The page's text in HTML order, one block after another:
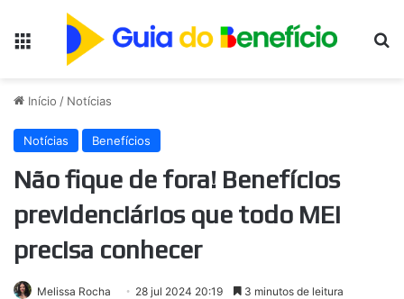
Início / Notícias
Notícias Benefícios
Não fique de fora! Benefícios
previdenciários que todo MEI
precisa conhecer
Melissa Rocha 28 jul 2024 20:19 3 minutos de leitura